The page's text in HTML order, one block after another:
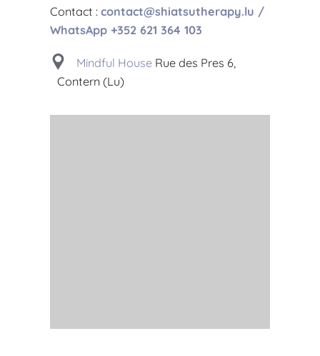
Contact : contact@shiatsutherapy.lu /
WhatsApp +352 621 364 103
Mindful House Rue des Pres 6,
Contern (Lu)